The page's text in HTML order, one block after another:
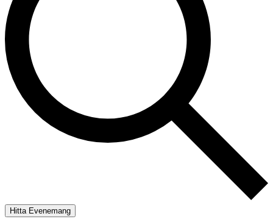
Hitta Evenemang